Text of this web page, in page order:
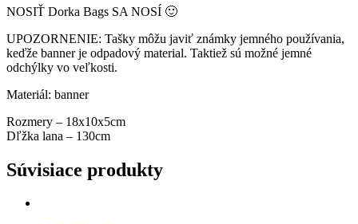
NOSIŤ Dorka Bags SA NOSÍ 🙂
UPOZORNENIE: Tašky môžu javiť známky jemného používania,
keďže banner je odpadový material. Taktiež sú možné jemné
odchýlky vo veľkosti.
Materiál: banner
Rozmery – 18x10x5cm
Dľžka lana – 130cm
Súvisiace produkty